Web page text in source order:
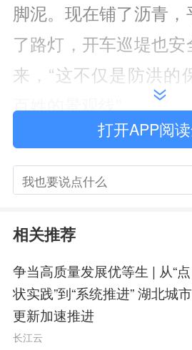
脚泥。现在铺了沥青
了路灯，开车巡堤也
来，“这不仅是防洪的
百姓的景观线”。
“巡堤有‘千里眼’
事”
深。“以前就是‘内三
走’——三天查堤、五
子、一个本子，全凭经
多、效率低。”
打开APP阅
相关推荐
争当高质量发展优等生 | 从“点
状实践”到“系统推进” 湖北城市
更新加速推进
长江云